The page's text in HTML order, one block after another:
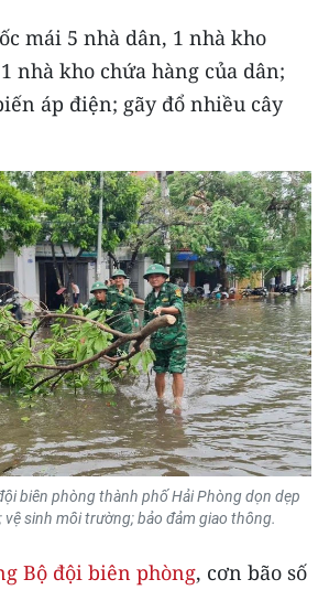
Công nghệ
núi phía Bắc
Hồng
mái 5 nhà dân, 1 nhà kho
nhà kho chứa hàng của dân;
áp điện; gãy đổ nhiều cây
biên phòng thành phố Hải Phòng dọn dẹp
vệ sinh môi trường; bảo đảm giao thông.
Bộ đội biên phòng, cơn bão số